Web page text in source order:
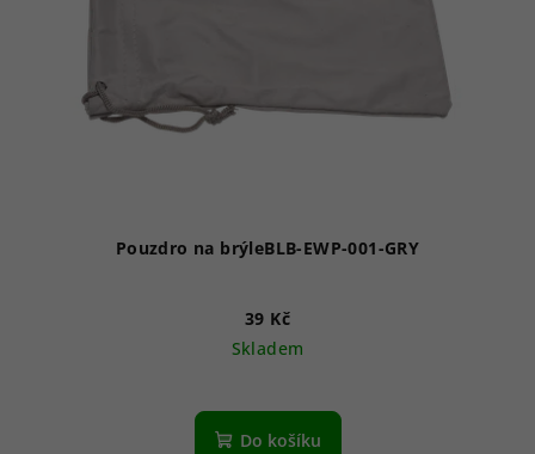
Pouzdro na brýleBLB-EWP-001-GRY
39 Kč
Skladem
Do košíku